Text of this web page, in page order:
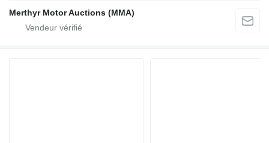
Merthyr Motor Auctions (MMA)